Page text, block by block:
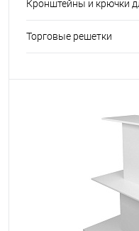
Кронштейны и крючки
Торговые решетки